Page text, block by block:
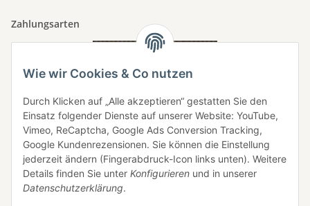
Wie wir Cookies & Co nutzen
Durch Klicken auf „Alle akzeptieren“ gestatten Sie den
Einsatz folgender Dienste auf unserer Website: YouTube,
Vimeo, ReCaptcha, Google Ads Conversion Tracking,
Google Kundenrezensionen. Sie können die Einstellung
jederzeit ändern (Fingerabdruck-Icon links unten). Weitere
Details finden Sie unter Konfigurieren und in unserer
Datenschutzerklärung.
Zahlungsarten